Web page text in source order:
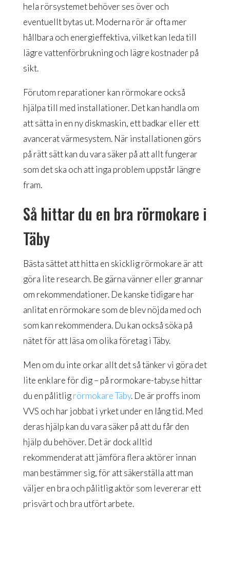
hela rörsystemet behöver ses över och
eventuellt bytas ut. Moderna rör är ofta mer
hållbara och energieffektiva, vilket kan leda till
lägre vattenförbrukning och lägre kostnader på
sikt.
Förutom reparationer kan rörmokare också
hjälpa till med installationer. Det kan handla om
att sätta in en ny diskmaskin, ett badkar eller ett
avancerat värmesystem. När installationen görs
på rätt sätt kan du vara säker på att allt fungerar
som det ska och att inga problem uppstår längre
fram.
Så hittar du en bra rörmokare i
Täby
Bästa sättet att hitta en skicklig rörmokare är att
göra lite research. Be gärna vänner eller grannar
om rekommendationer. De kanske tidigare har
anlitat en rörmokare som de blev nöjda med och
som kan rekommendera. Du kan också söka på
nätet för att läsa om olika företag i Täby.
Men om du inte orkar allt det så tänker vi göra det
lite enklare för dig – på rormokare-taby.se hittar
du en pålitligrörmokare Täby. De är proffs inom
VVS och har jobbat i yrket under en lång tid. Med
deras hjälp kan du vara säker på att du får den
hjälp du behöver. Det är dock alltid
rekommenderat att jämföra flera aktörer innan
man bestämmer sig, för att säkerställa att man
väljer en bra och pålitlig aktör som levererar ett
prisvärt och bra utfört arbete.